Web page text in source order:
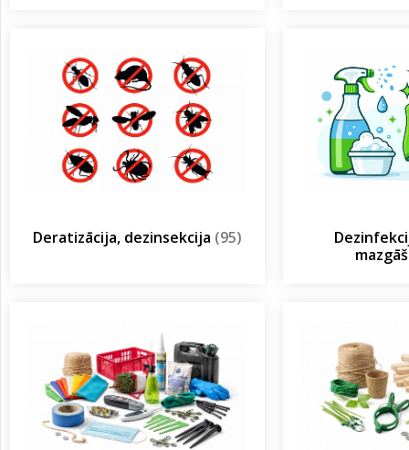
Deratizācija, dezinsekcija (95)